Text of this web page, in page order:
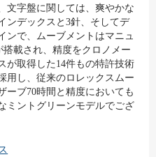
文字盤に関しては、爽やかな
ンデックスと3針、そしてデ
ンで、ムーブメントはマニュ
搭載され、精度をクロノメー
が取得した14件もの特許技術
用し、従来のロレックスムー
ーブ70時間と精度においても
ミントグリーンモデルでござ